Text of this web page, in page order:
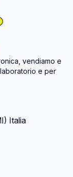
vendiamo e
e per
Italia